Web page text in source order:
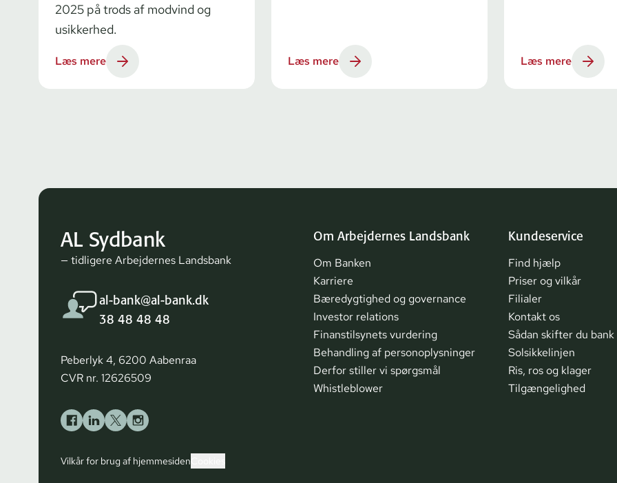
2025 på trods af modvind og
usikkerhed.
Læs mere Læs mere Læs mere
AL Sydbank
— tidligere Arbejdernes Landsbank
al-bank@al-bank.dk
38 48 48 48
Peberlyk 4, 6200 Aabenraa
CVR nr. 12626509
Vilkår for brug af hjemmesiden
Om Arbejdernes Landsbank
Om Banken
Karriere
Bæredygtighed og governance
Investor relations
Finanstilsynets vurdering
Behandling af personoplysninger
Derfor stiller vi spørgsmål
Whistleblower
Kundeservice
Find hjælp
Priser og vilkår
Filialer
Kontakt os
Sådan skifter du bank
Solsikkelinjen
Ris, ros og klager
Tilgængelighed